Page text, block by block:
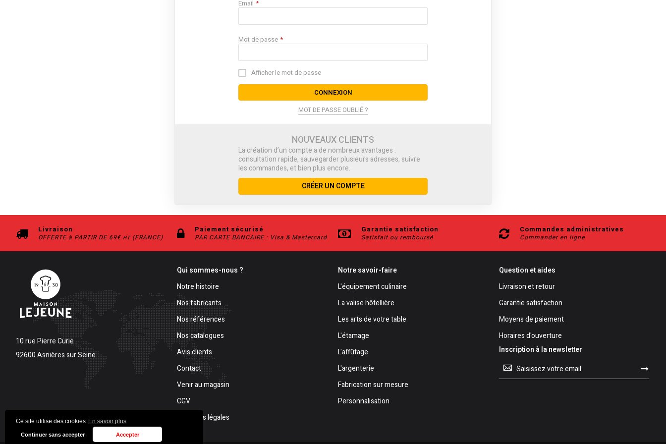
Ce site utilise des cookies En savoir plus
Continuer sans accepter Accepter
Email
Mot de passe
Afficher le mot de passe
CONNEXION
MOT DE PASSE OUBLIÉ ?
NOUVEAUX CLIENTS
La création d’un compte a de nombreux avantages :
consultation rapide, sauvegarder plusieurs adresses, suivre
les commandes, et bien plus encore.
CRÉER UN COMPTE
Livraison
OFFERTE à PARTIR DE 69€ HT(FRANCE)
Paiement sécurisé
PAR CARTE BANCAIRE : Visa & Mastercard
Garantie satisfaction
Satisfait ou remboursé
Commandes administratives
Commander en ligne
10 rue Pierre Curie
92600 Asnières sur Seine
Qui sommes-nous ?
Notre histoire
Nos fabricants
Nos références
Nos catalogues
Avis clients
Contact
Venir au magasin
CGV
Mentions légales
Notre savoir-faire
L'équipement culinaire
La valise hôtellière
Les arts de votre table
L'étamage
L'affûtage
L'argenterie
Fabrication sur mesure
Personnalisation
Question et aides
Livraison et retour
Garantie satisfaction
Moyens de paiement
Horaires d'ouverture
Inscription à la newsletter
Inscription
notre